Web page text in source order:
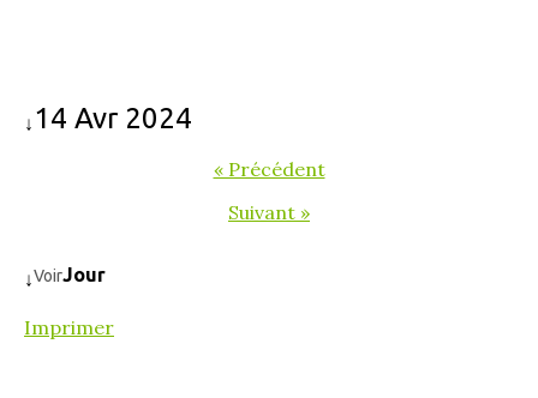
↓ 14 Avr 2024
« Précédent
Suivant »
↓VoirJour
Imprimer